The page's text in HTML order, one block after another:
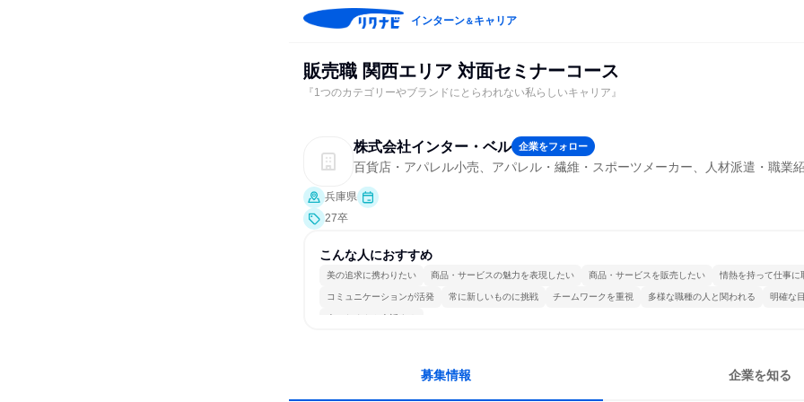
インターン＆キャリア
販売職 関西エリア 対面セミナーコース
『1つのカテゴリーやブランドにとらわれない私らしいキャリア』
株式会社インター・ベル 企業をフォロー
百貨店・アパレル小売、アパレル・繊維・スポーツメーカー、人材派遣・職業
兵庫県
27卒
こんな人におすすめ
美の追求に携わりたい 商品・サービスの魅力を表現したい 商品・サービスを販売したい 情熱を持って仕事に
コミュニケーションが活発 常に新しいものに挑戦 チームワークを重視 多様な職種の人と関われる 明確な
人とたくさん会話する
募集情報 企業を知る